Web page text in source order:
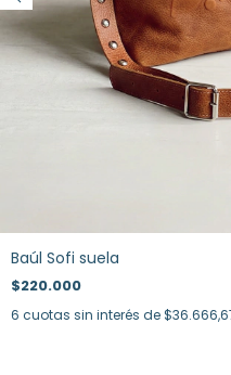
Baúl Sofi suela
$220.000
6 cuotas sin interés de